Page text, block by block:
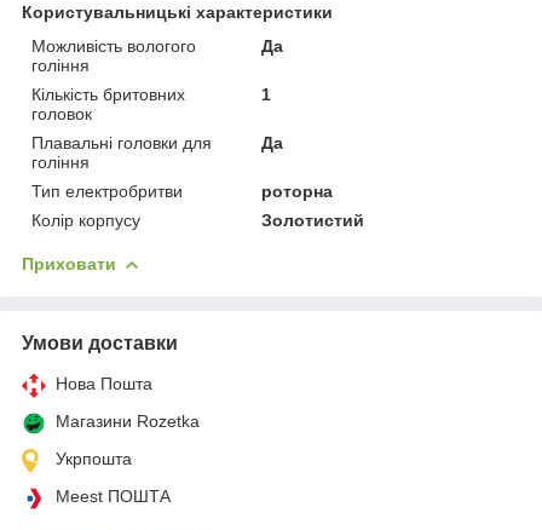
Користувальницькі характеристики
Можливість вологого
гоління
Да
Кількість бритовних
головок
1
Плавальні головки для
гоління
Да
Тип електробритви
роторна
Колір корпусу
Золотистий
Приховати
Умови доставки
Нова Пошта
Магазини Rozetka
Укрпошта
Meest ПОШТА